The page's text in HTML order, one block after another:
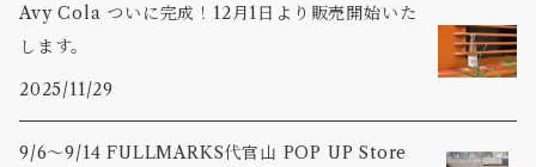
Avy Cola ついに完成！12月1日より販売開始いた
します。
2025/11/29
9/6〜9/14 FULLMARKS代官山 POP UP Store